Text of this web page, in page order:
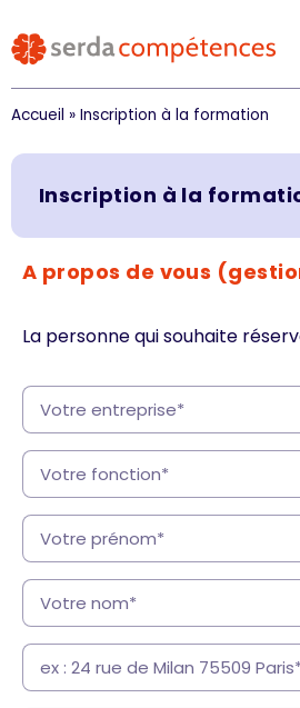
Accueil » Inscription à la formation
Inscription à la
A propos de vous
La personne qui souhaite